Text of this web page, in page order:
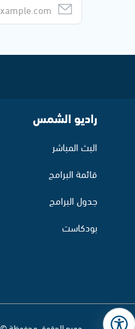
راديو الشمس
البث المباشر
قائمة البرامج
جدول البرامج
بودكاست